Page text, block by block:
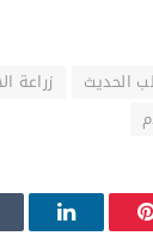
الحديث
زراعة
بينتيريستلينكدإن